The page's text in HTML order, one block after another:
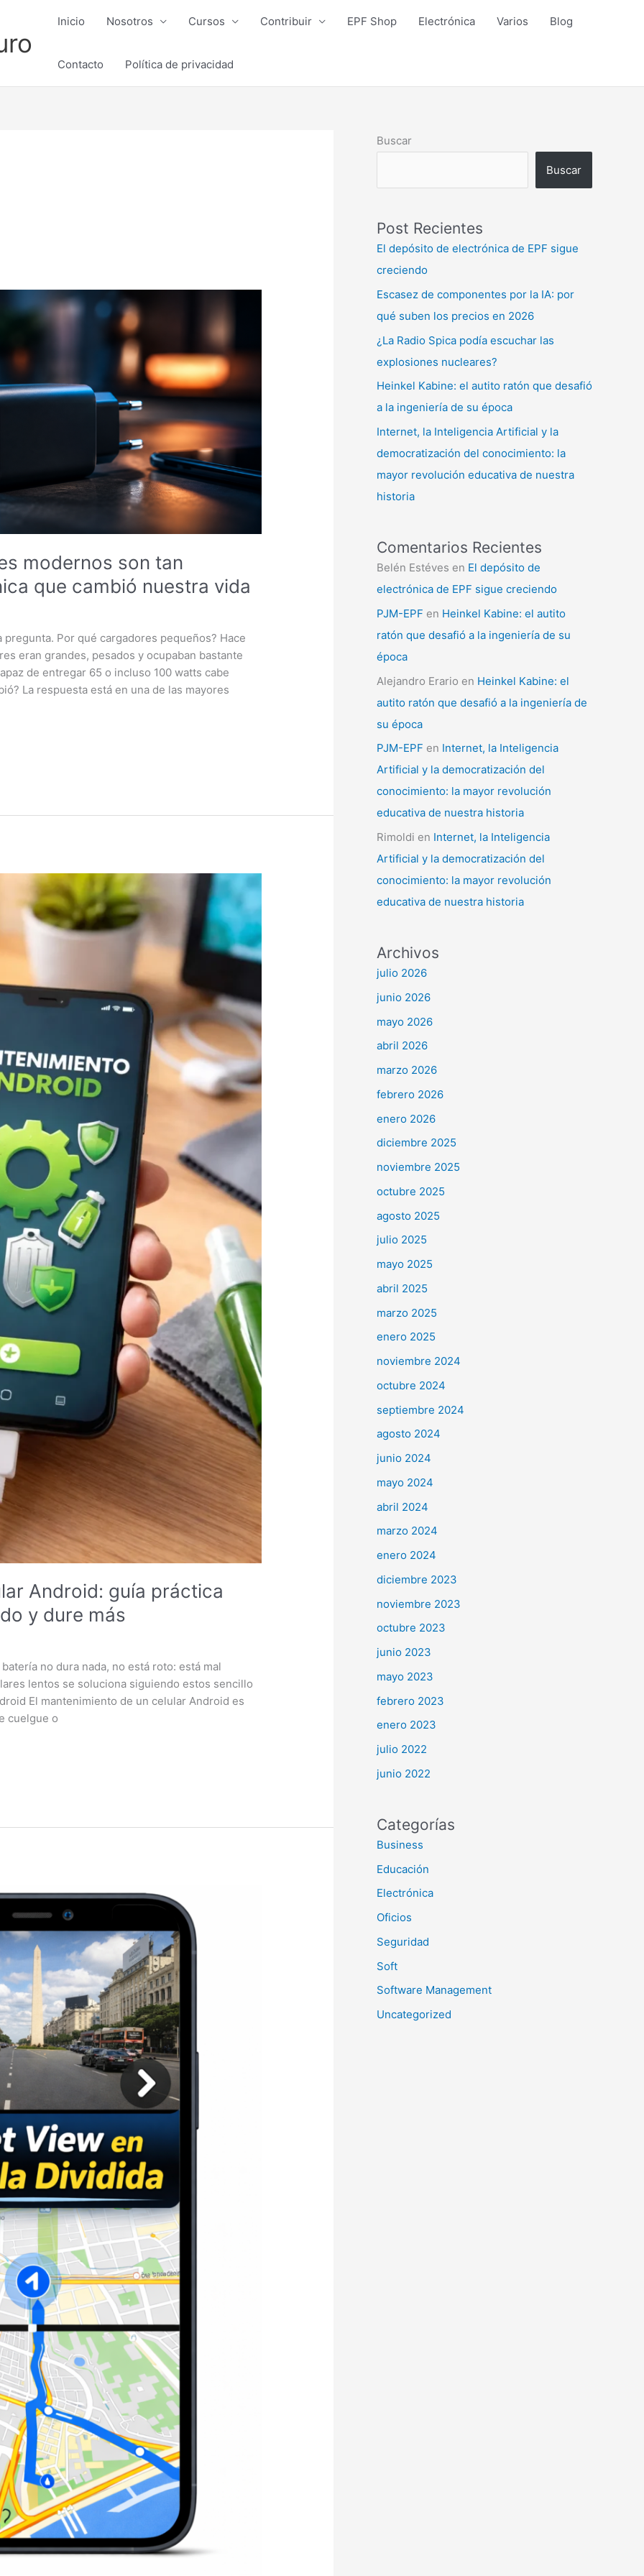
Inicio Nosotros Cursos Contribuir EPF Shop Electrónica Varios Blog
Contacto Política de privacidad
modernos son tan
que cambió nuestra vida
Por qué cargadores pequeños? Hace
eran grandes, pesados y ocupaban bastante
de entregar 65 o incluso 100 watts cabe
La respuesta está en una de las mayores
Android: guía práctica
y dure más
no dura nada, no está roto: está mal
lentos se soluciona siguiendo estos sencillo
El mantenimiento de un celular Android es
cuelgue o
Buscar
Buscar
Post Recientes
El depósito de electrónica de EPF sigue
creciendo
Escasez de componentes por la IA: por
qué suben los precios en 2026
¿La Radio Spica podía escuchar las
explosiones nucleares?
Heinkel Kabine: el autito ratón que desafió
a la ingeniería de su época
Internet, la Inteligencia Artificial y la
democratización del conocimiento: la
mayor revolución educativa de nuestra
historia
Comentarios Recientes
Belén Estéves en El depósito de
electrónica de EPF sigue creciendo
PJM-EPF en Heinkel Kabine: el autito
ratón que desafió a la ingeniería de su
época
Alejandro Erario en Heinkel Kabine: el
autito ratón que desafió a la ingeniería de
su época
PJM-EPF en Internet, la Inteligencia
Artificial y la democratización del
conocimiento: la mayor revolución
educativa de nuestra historia
Rimoldi en Internet, la Inteligencia
Artificial y la democratización del
conocimiento: la mayor revolución
educativa de nuestra historia
Archivos
julio 2026
junio 2026
mayo 2026
abril 2026
marzo 2026
febrero 2026
enero 2026
diciembre 2025
noviembre 2025
octubre 2025
agosto 2025
julio 2025
mayo 2025
abril 2025
marzo 2025
enero 2025
noviembre 2024
octubre 2024
septiembre 2024
agosto 2024
junio 2024
mayo 2024
abril 2024
marzo 2024
enero 2024
diciembre 2023
noviembre 2023
octubre 2023
junio 2023
mayo 2023
febrero 2023
enero 2023
julio 2022
junio 2022
Categorías
Business
Educación
Electrónica
Oficios
Seguridad
Soft
Software Management
Uncategorized